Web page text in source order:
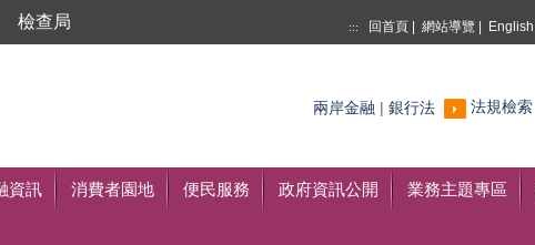
檢查局 ::: 回首頁 網站導覽 English
搜尋
兩岸金融 銀行法 法規檢索
資訊 消費者園地 便民服務 政府資訊公開 業務主題專區